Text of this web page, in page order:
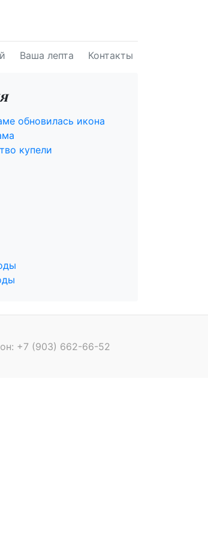
Ваша лепта Контакты
обновилась икона
купели
+7 (903) 662-66-52